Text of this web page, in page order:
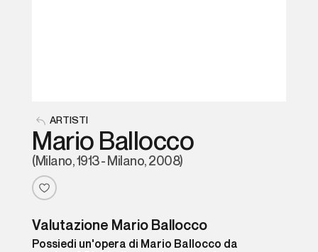
ARTISTI
Mario Ballocco
(Milano, 1913 - Milano, 2008)
Valutazione Mario Ballocco
Possiedi un'opera di Mario Ballocco da